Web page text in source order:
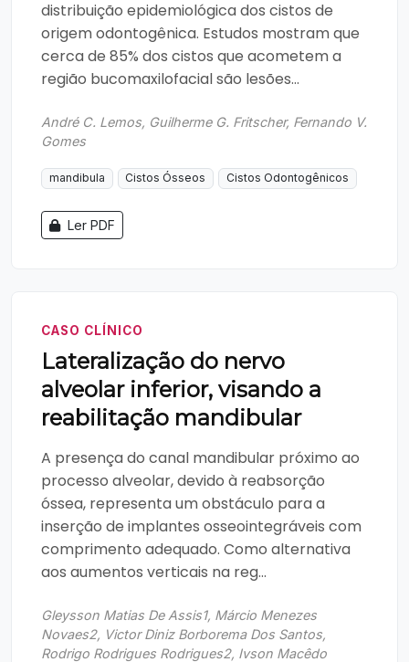
distribuição epidemiológica dos cistos de
origem odontogênica. Estudos mostram que
cerca de 85% dos cistos que acometem a
região bucomaxilofacial são lesões...
André C. Lemos, Guilherme G. Fritscher, Fernando V.
Gomes
mandibula Cistos Ósseos Cistos Odontogênicos
Ler PDF
CASO CLÍNICO
Lateralização do nervo
alveolar inferior, visando a
reabilitação mandibular
A presença do canal mandibular próximo ao
processo alveolar, devido à reabsorção
óssea, representa um obstáculo para a
inserção de implantes osseointegráveis com
comprimento adequado. Como alternativa
aos aumentos verticais na reg...
Gleysson Matias De Assis1, Márcio Menezes
Novaes2, Victor Diniz Borborema Dos Santos,
Rodrigo Rodrigues Rodrigues2, Ivson Macêdo